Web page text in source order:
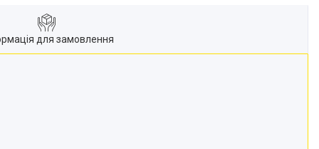
для замовлення